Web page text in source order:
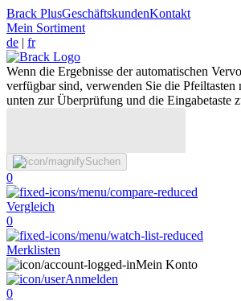
Brack PlusGeschäftskundenKontakt
Mein Sortiment
de | fr
Wenn die Ergebnisse der automatischen
verfügbar sind, verwenden Sie die Pfeiltasten
unten zur Überprüfung und die Eingabetaste
Suchen
0
Vergleich
0
Merklisten
Mein Konto
Anmelden
0